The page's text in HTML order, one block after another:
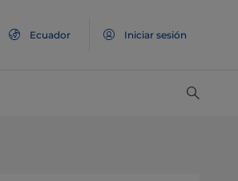
Ecuador Iniciar sesión